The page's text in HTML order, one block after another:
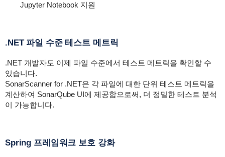
Jupyter Notebook 지원
.NET 파일 수준 테스트 메트릭
.NET 개발자도 이제 파일 수준에서 테스트 메트릭을 확인할 수
있습니다.
SonarScanner for .NET은 각 파일에 대한 단위 테스트 메트릭을
계산하여 SonarQube UI에 제공함으로써, 더 정밀한 테스트 분석
이 가능합니다.
Spring 프레임워크 보호 강화